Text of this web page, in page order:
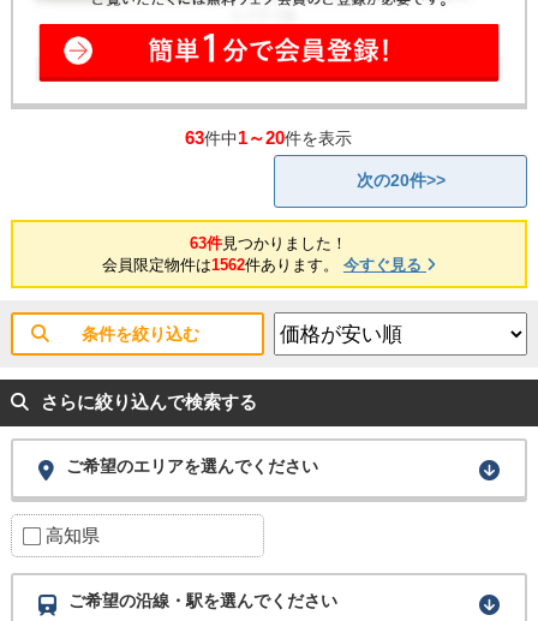
63件中1～20件を表示
次の20件>>
63件見つかりました！
会員限定物件は1562件あります。 今すぐ見る
条件を絞り込む
さらに絞り込んで検索する
ご希望のエリアを選んでください
高知県
ご希望の沿線・駅を選んでください